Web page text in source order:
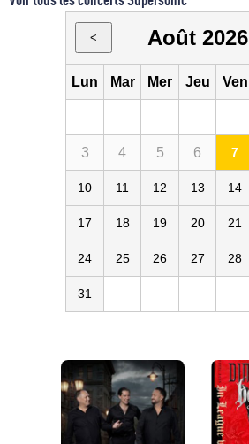
< Août 2026
Lun Mar Mer Jeu Ven
3 4 5 6 7
10 11 12 13 14
17 18 19 20 21
24 25 26 27 28
31